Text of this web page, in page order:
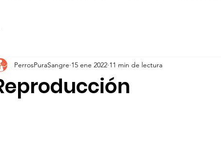
PerrosPuraSangre 15 ene 2022 11 min de lectura